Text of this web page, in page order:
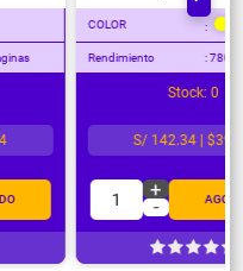
:
Rendimiento : 780 paginas
S/ 142.34 | $39.54
AGOTADO